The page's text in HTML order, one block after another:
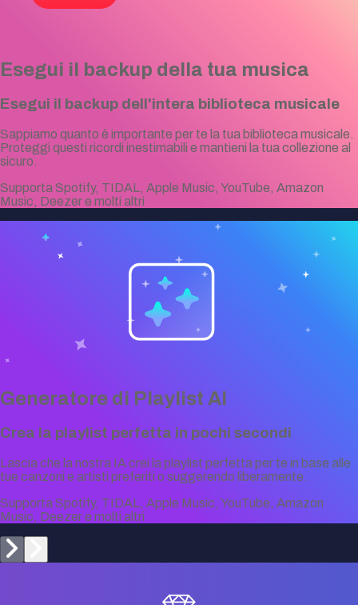
Esegui il backup della tua musica
Esegui il backup dell'intera biblioteca musicale
Sappiamo quanto è importante per te la tua biblioteca musicale.
Proteggi questi ricordi inestimabili e mantieni la tua collezione al
sicuro.
Supporta Spotify, TIDAL, Apple Music, YouTube, Amazon
Music, Deezer e molti altri
Generatore di Playlist AI
Crea la playlist perfetta in pochi secondi
Lascia che la nostra IA crei la playlist perfetta per te in base alle
tue canzoni e artisti preferiti o suggerendo liberamente.
Supporta Spotify, TIDAL, Apple Music, YouTube, Amazon
Music, Deezer e molti altri